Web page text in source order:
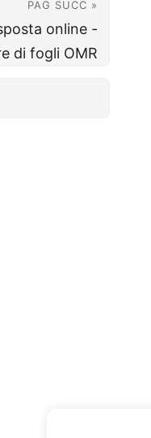
PAG SUCC »
online -
di fogli OMR